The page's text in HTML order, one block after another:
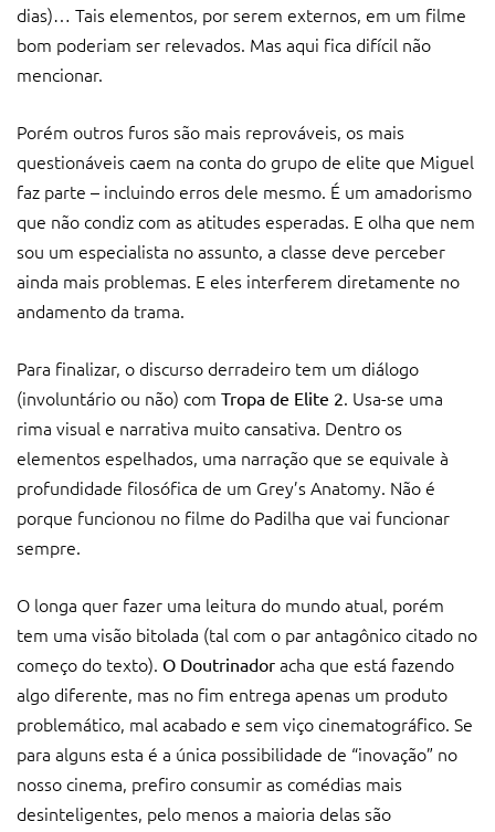
dias)… Tais elementos, por serem externos, em um filme
bom poderiam ser relevados. Mas aqui fica difícil não
mencionar.
Porém outros furos são mais reprováveis, os mais
questionáveis caem na conta do grupo de elite que Miguel
faz parte – incluindo erros dele mesmo. É um amadorismo
que não condiz com as atitudes esperadas. E olha que nem
sou um especialista no assunto, a classe deve perceber
ainda mais problemas. E eles interferem diretamente no
andamento da trama.
Para finalizar, o discurso derradeiro tem um diálogo
(involuntário ou não) com Tropa de Elite 2. Usa-se uma
rima visual e narrativa muito cansativa. Dentro os
elementos espelhados, uma narração que se equivale à
profundidade filosófica de um Grey’s Anatomy. Não é
porque funcionou no filme do Padilha que vai funcionar
sempre.
O longa quer fazer uma leitura do mundo atual, porém
tem uma visão bitolada (tal com o par antagônico citado no
começo do texto). O Doutrinador acha que está fazendo
algo diferente, mas no fim entrega apenas um produto
problemático, mal acabado e sem viço cinematográfico. Se
para alguns esta é a única possibilidade de “inovação” no
nosso cinema, prefiro consumir as comédias mais
desinteligentes, pelo menos a maioria delas são